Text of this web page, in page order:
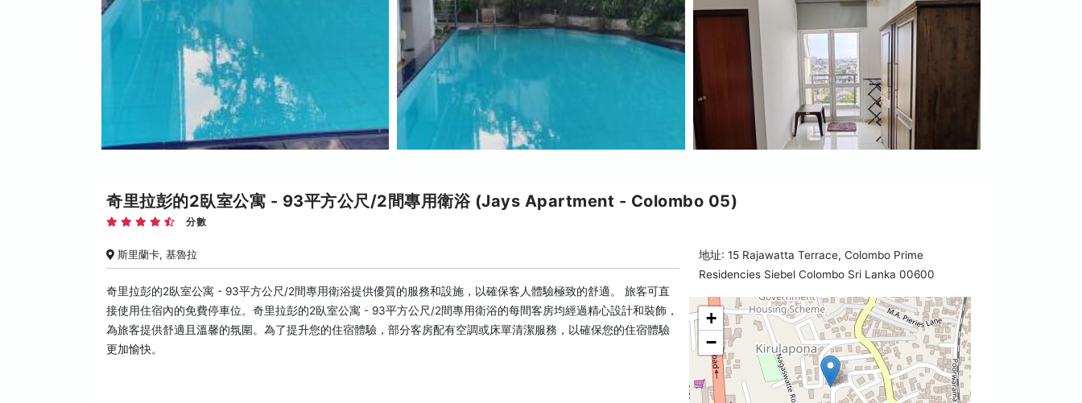
奇里拉彭的2臥室公寓 - 93平方公尺/2間專用衛浴 (Jays Apartment - Colombo 05)
分數
斯里蘭卡, 基魯拉
奇里拉彭的2臥室公寓 - 93平方公尺/2間專用衛浴提供優質的服務和設施，以確保客人體驗極致的舒適。 旅客可直
接使用住宿內的免費停車位。奇里拉彭的2臥室公寓 - 93平方公尺/2間專用衛浴的每間客房均經過精心設計和裝飾，
為旅客提供舒適且溫馨的氛圍。為了提升您的住宿體驗，部分客房配有空調或床單清潔服務，以確保您的住宿體驗
更加愉快。
地址: 15 Rajawatta Terrace, Colombo Prime
Residencies Siebel Colombo Sri Lanka 00600
+
−